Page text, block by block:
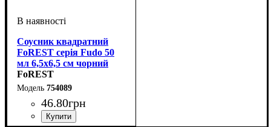
Соусник квадратний
FoREST серія Fudo 50
мл 6,5х6,5 см чорний
FoREST
754089
46.80грн